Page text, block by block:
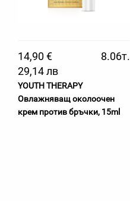
14,90 €
8.06т.
29,14 лв
YOUTH THERAPY
Овлажняващ околоочен
крем против бръчки, 15ml